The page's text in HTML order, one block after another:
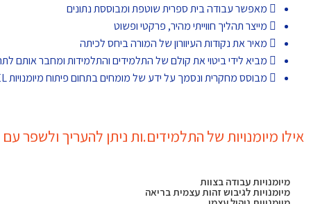
מאפשר עבודה בית ספרית שוטפת ומבוססת נתונים
מייצר תהליך חווייתי מהיר, פרקטי ופשוט
מאיר את נקודות העיוורון של המורה ביחס לכיתה
מביא לידי ביטוי את קולם של התלמידים והתלמידות ומחבר אותם
מבוסס מחקרית ונסמך על ידע של מומחים בתחום פיתוח מיומנויות SEL
אילו מיומנויות של התלמידים.ות ניתן להעריך ולשפר עם SEL by Milgo?
מיומנויות עבודה בצוות
מיומנויות לגיבוש זהות עצמית בריאה